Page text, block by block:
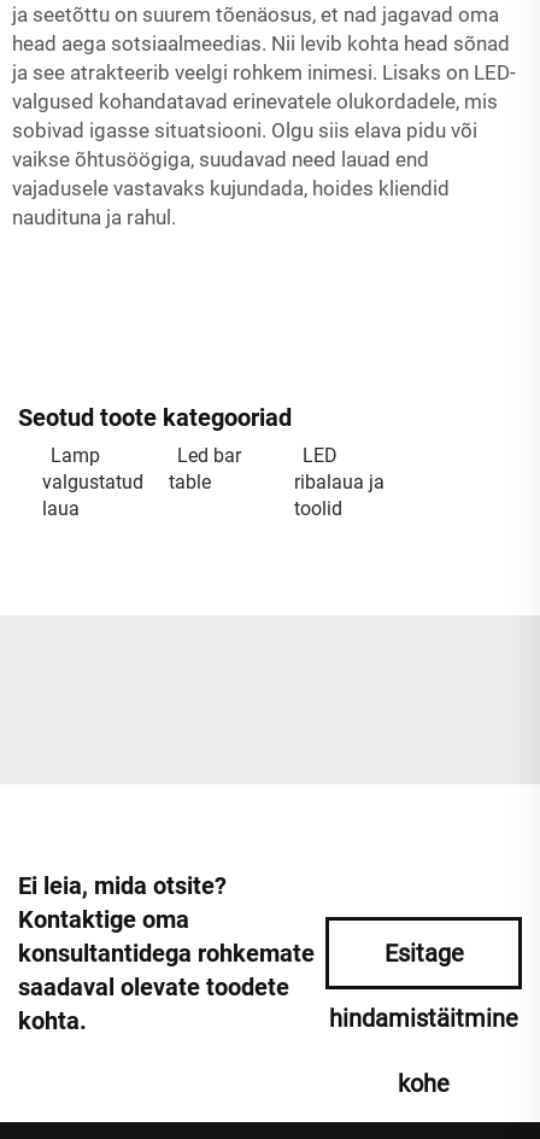
ja seetõttu on suurem tõenäosus, et nad jagavad oma
head aega sotsiaalmeedias. Nii levib kohta head sõnad
ja see atrakteerib veelgi rohkem inimesi. Lisaks on LED-
valgused kohandatavad erinevatele olukordadele, mis
sobivad igasse situatsiooni. Olgu siis elava pidu või
vaikse õhtusöögiga, suudavad need lauad end
vajadusele vastavaks kujundada, hoides kliendid
naudituna ja rahul.
Seotud toote kategooriad
Lamp
valgustatud
laua
Led bar
table
LED
ribalaua ja
toolid
Ei leia, mida otsite?
Kontaktige oma
konsultantidega rohkemate
saadaval olevate toodete
kohta.
Esitage
hindamistäitmine
kohe